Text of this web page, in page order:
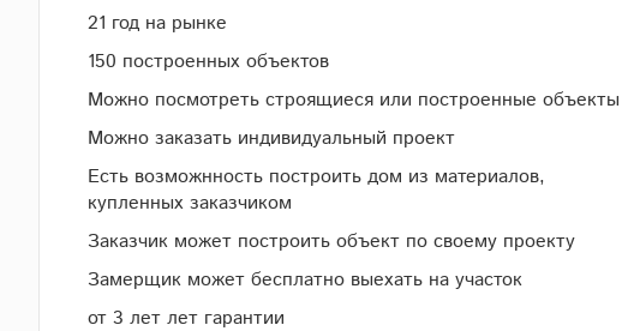
21 год на рынке
150 построенных объектов
Можно посмотреть строящиеся или построенные объекты
Можно заказать индивидуальный проект
Есть возможнность построить дом из материалов,
купленных заказчиком
Заказчик может построить объект по своему проекту
Замерщик может бесплатно выехать на участок
от 3 лет лет гарантии